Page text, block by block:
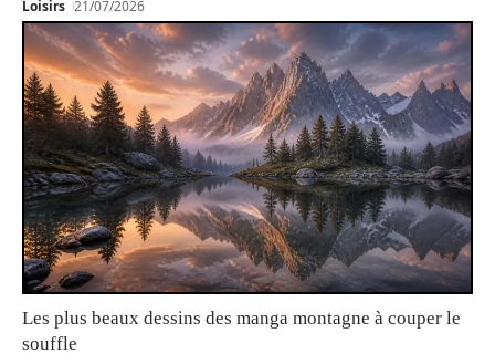
Loisirs 21/07/2026
Les plus beaux dessins des manga montagne à couper le
souffle